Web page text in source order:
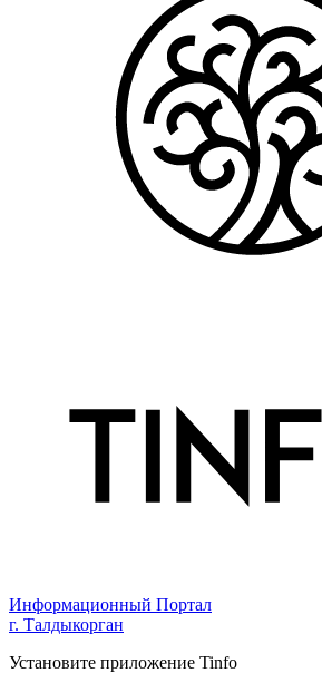
Информационный Портал
г. Талдыкорган
Установите приложение Tinfo